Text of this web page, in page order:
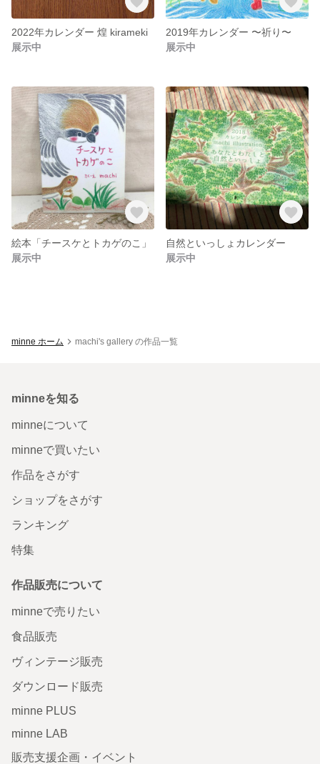
2022年カレンダー 煌 kirameki
展示中
2019年カレンダー 〜祈り〜
展示中
絵本「チースケとトカゲのこ」
展示中
自然といっしょカレンダー
展示中
minne ホーム machi's gallery の作品一覧
minneを知る
minneについて
minneで買いたい
作品をさがす
ショップをさがす
ランキング
特集
作品販売について
minneで売りたい
食品販売
ヴィンテージ販売
ダウンロード販売
minne PLUS
minne LAB
販売支援企画・イベント